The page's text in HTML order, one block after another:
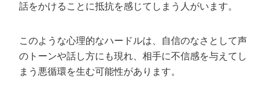
話をかけることに抵抗を感じてしまう人がいます。
このような心理的なハードルは、自信のなさとして声
のトーンや話し方にも現れ、相手に不信感を与えてし
まう悪循環を生む可能性があります。